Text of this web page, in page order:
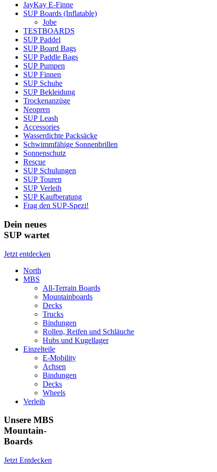
JayKay E-Finne
SUP Boards (Inflatable)
Jobe
TESTBOARDS
SUP Paddel
SUP Board Bags
SUP Paddle Bags
SUP Pumpen
SUP Finnen
SUP Schuhe
SUP Bekleidung
Trockenanzüge
Neopren
SUP Leash
Accessories
Wasserdichte Packsäcke
Schwimmfähige Sonnenbrillen
Sonnenschutz
Rescue
SUP Schulungen
SUP Touren
SUP Verleih
SUP Kaufberatung
Frag den SUP-Spezi!
Dein neues
SUP wartet
Jetzt entdecken
North
MBS
All-Terrain Boards
Mountainboards
Decks
Trucks
Bindungen
Rollen, Reifen und Schläuche
Hubs und Kugellager
Einzelteile
E-Mobility
Achsen
Bindungen
Decks
Wheels
Verleih
Unsere MBS
Mountain-
Boards
Jetzt Entdecken